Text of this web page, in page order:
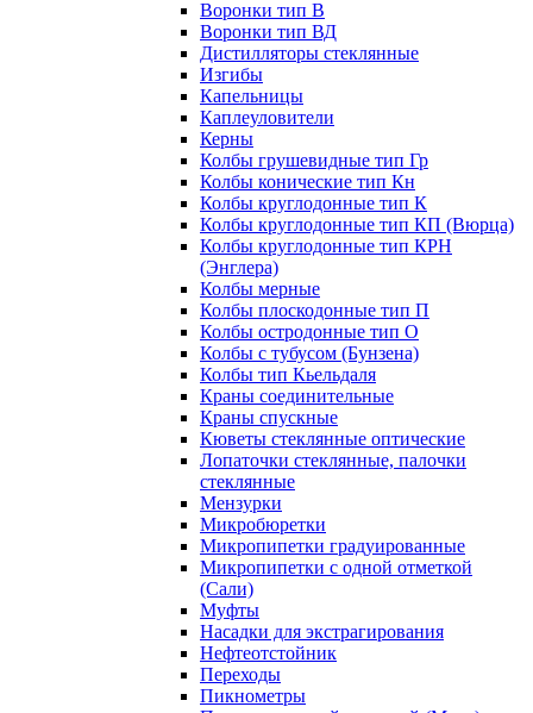
Воронки тип В
Воронки тип ВД
Дистилляторы стеклянные
Изгибы
Капельницы
Каплеуловители
Керны
Колбы грушевидные тип Гр
Колбы конические тип Кн
Колбы круглодонные тип К
Колбы круглодонные тип КП (Вюрца)
Колбы круглодонные тип КРН
(Энглера)
Колбы мерные
Колбы плоскодонные тип П
Колбы остродонные тип О
Колбы с тубусом (Бунзена)
Колбы тип Кьельдаля
Краны соединительные
Краны спускные
Кюветы стеклянные оптические
Лопаточки стеклянные, палочки
стеклянные
Мензурки
Микробюретки
Микропипетки градуированные
Микропипетки с одной отметкой
(Сали)
Муфты
Насадки для экстрагирования
Нефтеотстойник
Переходы
Пикнометры